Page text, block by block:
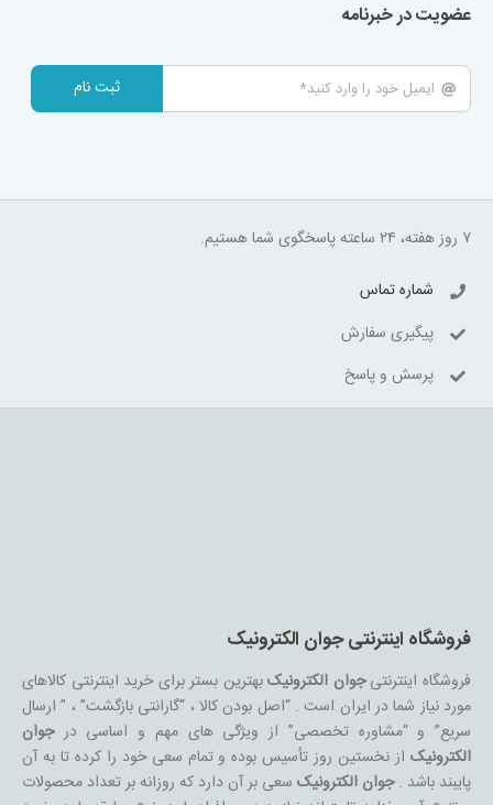
عضویت در خبرنامه
ثبت نام
۷ روز هفته، ۲۴ ساعته پاسخگوی شما هستیم.
شماره تماس
پیگیری سفارش
پرسش و پاسخ
فروشگاه اینترنتی جوان الکترونیک
فروشگاه اینترنتیجوان الکترونیکبهترین بستر برای خرید اینترنتی کالاهای
مورد نیاز شما در ایران است . “اصل بودن کالا ، “گارانتی بازگشت” ، ” ارسال
سریع” و “مشاوره تخصصی” از ویژگی های مهم و اساسی درجوان
الکترونیکاز نخستین روز تأسیس بوده و تمام سعی خود را کرده تا به آن
پایبند باشد .جوان الکترونیکسعی بر آن دارد که روزانه بر تعداد محصولات